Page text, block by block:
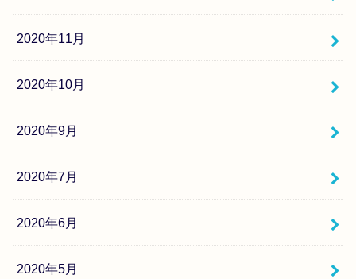
2020年11月
2020年10月
2020年9月
2020年7月
2020年6月
2020年5月